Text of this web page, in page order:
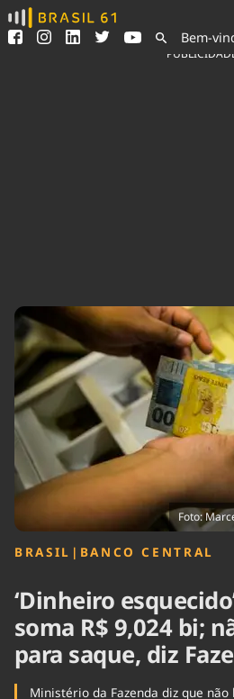
Ver todas as notícias
Podcasts
Agronegócios
Brasil
Brasil Mineral
Ciência &
Tecnologia
Cinema
Comportamento
Cultura
Economia
Educação
Infraestrutura
Internacional
Bem-
Foto:
BRASIL | BANCO CENTRAL
‘Dinheiro
soma R$ 9,024 bi;
para saque, diz
Ministério da Fazenda diz que não